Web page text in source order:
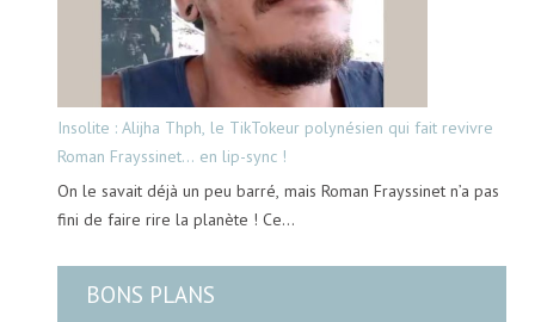
Insolite : Alijha Thph, le TikTokeur polynésien qui fait revivre
Roman Frayssinet… en lip-sync !
On le savait déjà un peu barré, mais Roman Frayssinet n’a pas
fini de faire rire la planète ! Ce…
BONS PLANS